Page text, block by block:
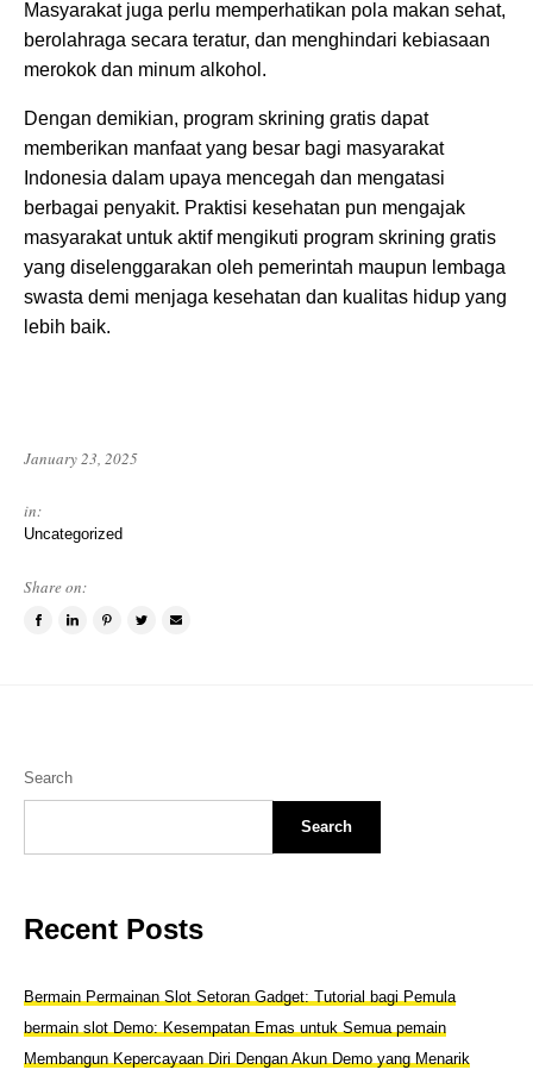
Masyarakat juga perlu memperhatikan pola makan sehat,
berolahraga secara teratur, dan menghindari kebiasaan
merokok dan minum alkohol.
Dengan demikian, program skrining gratis dapat
memberikan manfaat yang besar bagi masyarakat
Indonesia dalam upaya mencegah dan mengatasi
berbagai penyakit. Praktisi kesehatan pun mengajak
masyarakat untuk aktif mengikuti program skrining gratis
yang diselenggarakan oleh pemerintah maupun lembaga
swasta demi menjaga kesehatan dan kualitas hidup yang
lebih baik.
January 23, 2025
in:
Uncategorized
Share on:
Share Share Pin
Tweet Email
Search
Search
Recent Posts
Bermain Permainan Slot Setoran Gadget: Tutorial bagi Pemula
bermain slot Demo: Kesempatan Emas untuk Semua pemain
Membangun Kepercayaan Diri Dengan Akun Demo yang Menarik